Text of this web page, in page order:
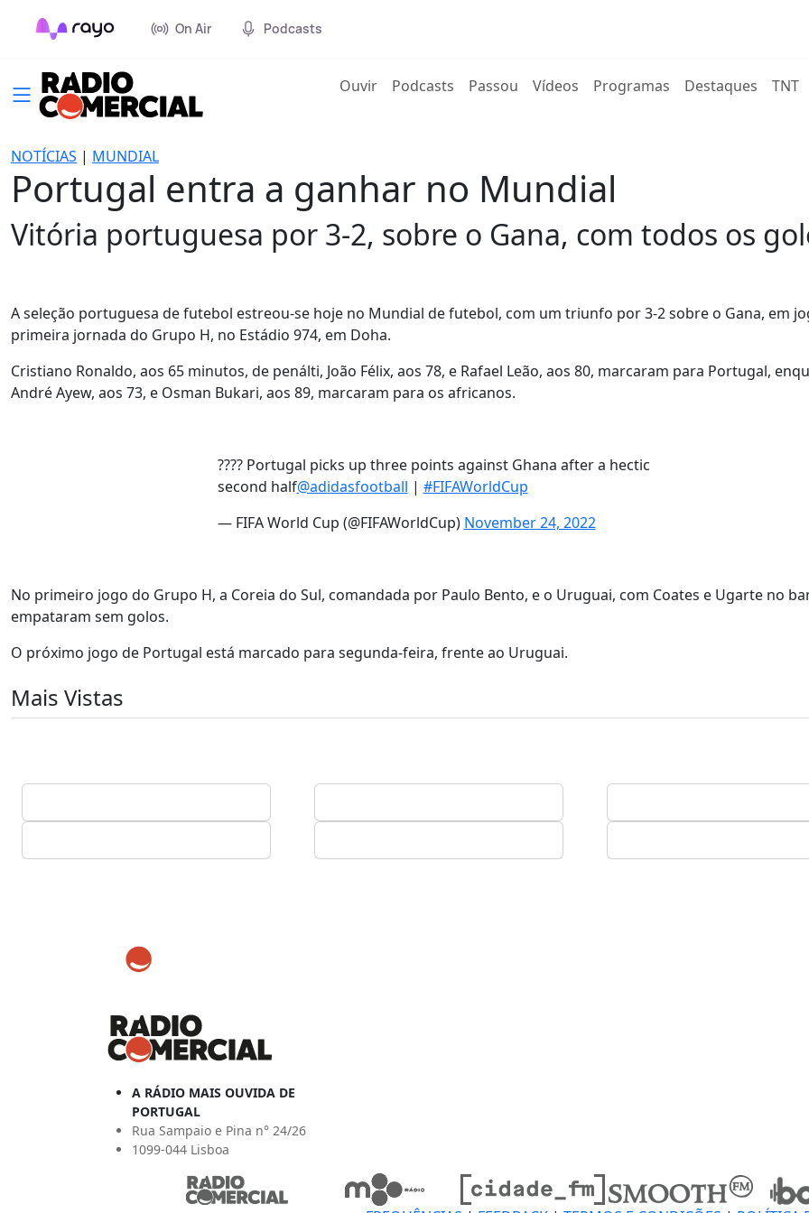
On Air Podcasts
Ouvir(current)
Podcasts Passou Vídeos Programas Destaques TNT
NOTÍCIAS | MUNDIAL
Portugal entra a ganhar no Mundial
Vitória portuguesa por 3-2, sobre o Gana, com todos os
A seleção portuguesa de futebol estreou-se hoje no Mundial de futebol, com um triunfo por 3-2 sobre o Gana, em
primeira jornada do Grupo H, no Estádio 974, em Doha.
Cristiano Ronaldo, aos 65 minutos, de penálti, João Félix, aos 78, e Rafael Leão, aos 80, marcaram para Portugal,
André Ayew, aos 73, e Osman Bukari, aos 89, marcaram para os africanos.
???? Portugal picks up three points against Ghana after a hectic
second half@adidasfootball | #FIFAWorldCup
— FIFA World Cup (@FIFAWorldCup) November 24, 2022
No primeiro jogo do Grupo H, a Coreia do Sul, comandada por Paulo Bento, e o Uruguai, com Coates e Ugarte no
empataram sem golos.
O próximo jogo de Portugal está marcado para segunda-feira, frente ao Uruguai.
Mais Vistas
A RÁDIO MAIS OUVIDA DE
PORTUGAL
Rua Sampaio e Pina n° 24/26
1099-044 Lisboa